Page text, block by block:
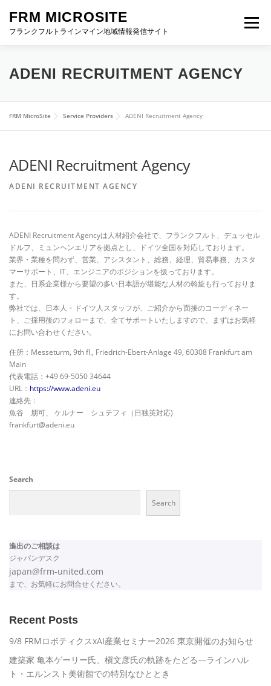
content
FRM MICROSITE
フランクフルトラインマイン地域情報発信サイト
Menu
HOME ABOUT FRM 進出お役立ち情報
イベント特設サイト FRM NEWS お問い合わせ
ADENI RECRUITMENT AGENCY
FRM MicroSite Service Providers ADENI Recruitment Agency
ADENI Recruitment Agency
ADENI RECRUITMENT AGENCY
ADENI Recruitment Agencyは人材紹介会社で、フランクフルト、デュッセル
ドルフ、ミュンヘンエリアを拠点とし、ドイツ全国を対応しております。
業界・業種を問わず、営業、アシスタント、総務、経理、貿易事務、カスタ
マーサポート、IT、エンジニアのポジションを扱っております。
また、日系企業様から要望の多い日本語が堪能な人材の斡旋も行っておりま
す。
弊社では、日本人・ドイツ人スタッフが、ご紹介から面接のコーディネー
ト、ご採用後のフォローまで、全てサポートいたしますので、まずはお気軽
にお問い合わせください。
住所：Messeturm, 9th fl., Friedrich-Ebert-Anlage 49, 60308 Frankfurt am
Main
代表電話：+49 69-5050 34644
URL： https://www.adeni.eu
連絡先：
魚谷 朋可、 ケルナー シュテフィ（日独英対応)
frankfurt@adeni.eu
Search
Search
進出のご相談は
ジャパンデスク
japan@frm-united.com
まで、お気軽にお問合せください。
Recent Posts
9/8 FRMロボティクスxAI産業セミナー2026 東京開催のお知らせ
建築家 亀本ゲーリー氏、槇文彦氏の軌跡をたどる―ラインハル
ト・エルンスト美術館での特別なひととき